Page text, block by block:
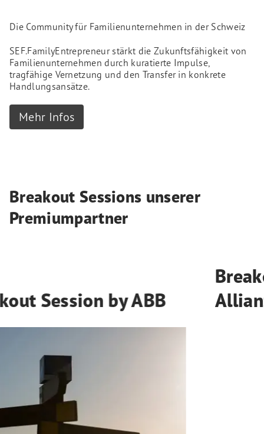
Die Community für Familienunternehmen in der Schweiz
SEF.FamilyEntrepreneur stärkt die Zukunftsfähigkeit von
Familienunternehmen durch kuratierte Impulse,
tragfähige Vernetzung und den Transfer in konkrete
Handlungsansätze.
Mehr Infos
Breakout Sessions unserer
Premiumpartner
Allianz